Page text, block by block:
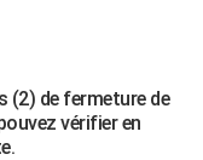
(2) de fermeture de
vérifier en